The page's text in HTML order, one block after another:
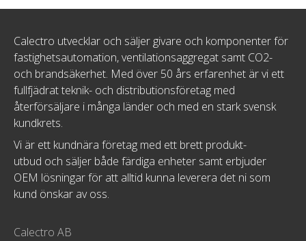
Calectro utvecklar och säljer givare och komponenter för
fastighetsautomation, ventilationsaggregat samt CO2-
och brandsäkerhet. Med över 50 års erfarenhet är vi ett
fullfjädrat teknik- och distributionsföretag med
återförsäljare i många länder och med en stark svensk
kundkrets.
Vi är ett kundnära företag med ett brett produkt-
utbud och säljer både färdiga enheter samt erbjuder
OEM lösningar för att alltid kunna leverera det ni som
kund önskar av oss.
Calectro AB